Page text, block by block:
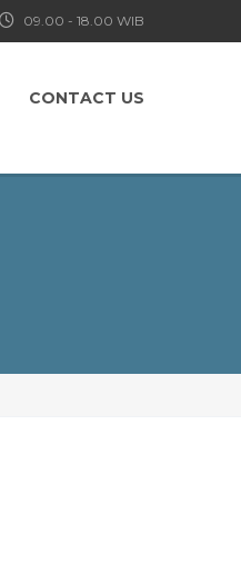
09.00 - 18.00 WIB
CONTACT US